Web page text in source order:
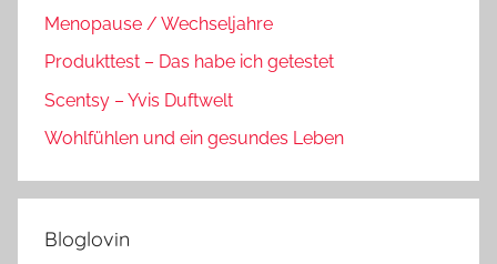
Menopause / Wechseljahre
Produkttest – Das habe ich getestet
Scentsy – Yvis Duftwelt
Wohlfühlen und ein gesundes Leben
Bloglovin